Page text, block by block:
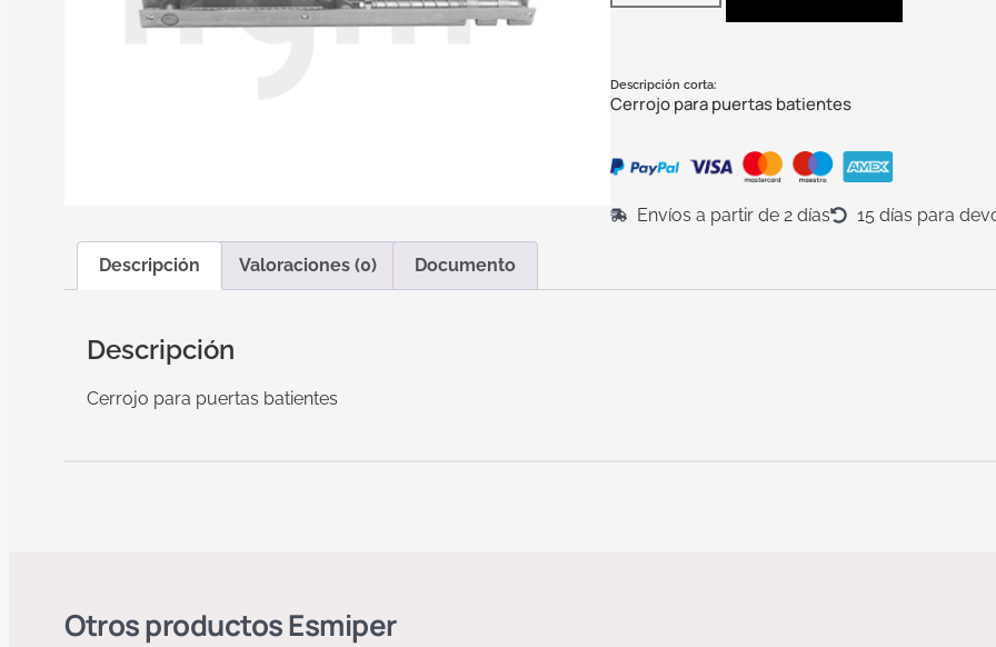
Descripción corta:
Cerrojo para puertas batientes
Envíos a partir de 2 días 15 días para
Descripción Valoraciones (0) Documento
Descripción
Cerrojo para puertas batientes
Otros productosEsmiper